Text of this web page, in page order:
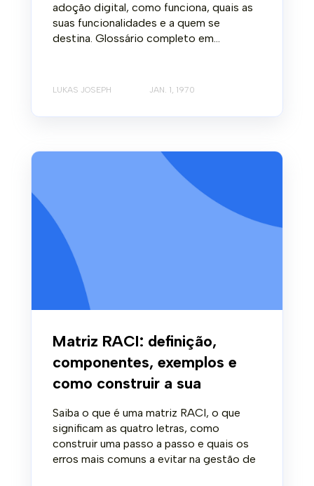
adoção digital, como funciona, quais as
suas funcionalidades e a quem se
destina. Glossário completo em...
LUKAS JOSEPH JAN. 1, 1970
Matriz RACI: definição,
componentes, exemplos e
como construir a sua
Saiba o que é uma matriz RACI, o que
significam as quatro letras, como
construir uma passo a passo e quais os
erros mais comuns a evitar na gestão de